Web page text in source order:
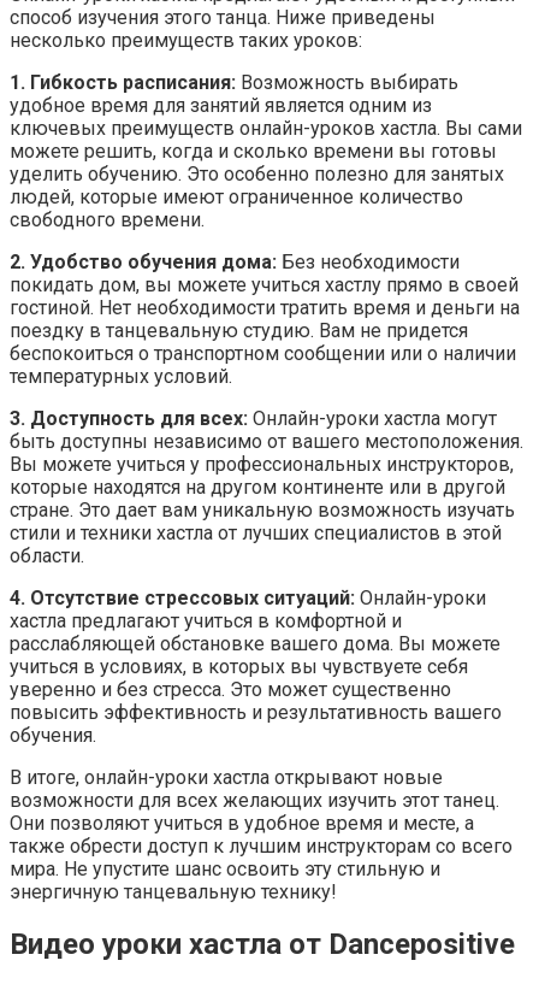
способ изучения этого танца. Ниже приведены
несколько преимуществ таких уроков:
1. Гибкость расписания: Возможность выбирать
удобное время для занятий является одним из
ключевых преимуществ онлайн-уроков хастла. Вы сами
можете решить, когда и сколько времени вы готовы
уделить обучению. Это особенно полезно для занятых
людей, которые имеют ограниченное количество
свободного времени.
2. Удобство обучения дома: Без необходимости
покидать дом, вы можете учиться хастлу прямо в своей
гостиной. Нет необходимости тратить время и деньги на
поездку в танцевальную студию. Вам не придется
беспокоиться о транспортном сообщении или о наличии
температурных условий.
3. Доступность для всех: Онлайн-уроки хастла могут
быть доступны независимо от вашего местоположения.
Вы можете учиться у профессиональных инструкторов,
которые находятся на другом континенте или в другой
стране. Это дает вам уникальную возможность изучать
стили и техники хастла от лучших специалистов в этой
области.
4. Отсутствие стрессовых ситуаций: Онлайн-уроки
хастла предлагают учиться в комфортной и
расслабляющей обстановке вашего дома. Вы можете
учиться в условиях, в которых вы чувствуете себя
уверенно и без стресса. Это может существенно
повысить эффективность и результативность вашего
обучения.
В итоге, онлайн-уроки хастла открывают новые
возможности для всех желающих изучить этот танец.
Они позволяют учиться в удобное время и месте, а
также обрести доступ к лучшим инструкторам со всего
мира. Не упустите шанс освоить эту стильную и
энергичную танцевальную технику!
Видео уроки хастла от Dancepositive